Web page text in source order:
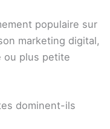
populaire sur
marketing digital,
ou plus petite
dominent-ils